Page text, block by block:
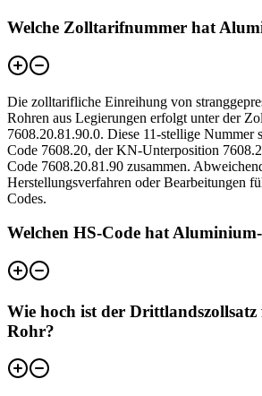
Welche Zolltarifnummer hat
Die zolltarifliche Einreihung von
Rohren aus Legierungen erfolgt unter der
7608.20.81.90.0. Diese 11-stellige Nummer
Code 7608.20, der KN-Unterposition
Code 7608.20.81.90 zusammen.
Herstellungsverfahren oder Bearbeitungen
Codes.
Welchen HS-Code hat
Wie hoch ist der
Rohr?